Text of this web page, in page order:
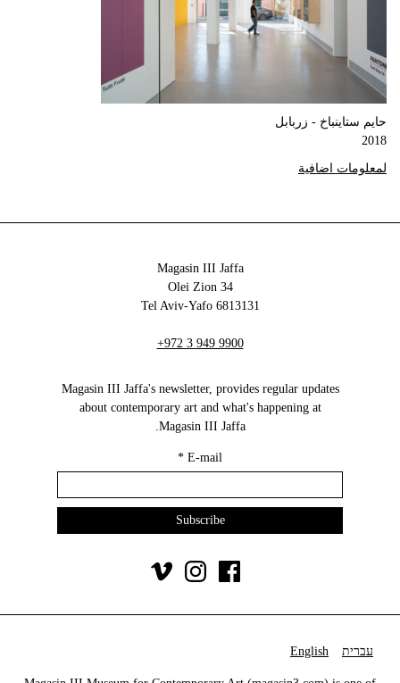
حايم ستاينباخ - زربابل
2018
لمعلومات اضافية
Magasin III Jaffa
34 Olei Zion
6813131 Tel Aviv-Yafo
+972 3 949 9900
Magasin III Jaffa's newsletter, provides regular updates
about contemporary art and what's happening at
Magasin III Jaffa.
E-mail
*
עברית English